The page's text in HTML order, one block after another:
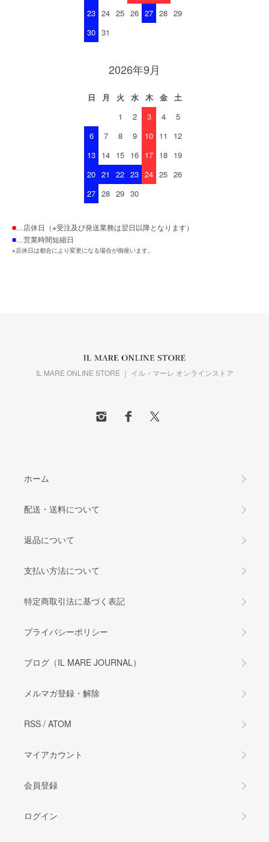
23 24 25 26 27 28 29
30 31
2026年9月
日 月 火 水 木 金
土
1
2 3 4
5
6
7 8 9 10 11
12
13 14 15 16 17 18 19
20 21 22 23 24 25 26
27 28 29 30
■…店休日（※受注及び発送業務は翌日以降となります）
■…営業時間短縮日
※店休日は都合により変更になる場合が御座います。
IL MARE ONLINE STORE ｜ イル・マーレ オンラインストア
ホーム
配送・送料について
返品について
支払い方法について
特定商取引法に基づく表記
プライバシーポリシー
ブログ（IL MARE JOURNAL）
メルマガ登録・解除
RSS / ATOM
マイアカウント
会員登録
ログイン